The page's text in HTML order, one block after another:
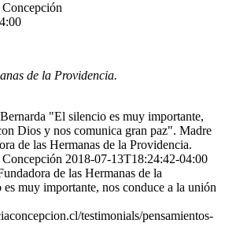
de la Providencia.
"El silencio es muy importante,
Dios y nos comunica gran paz". Madre
de las Hermanas de la Providencia.
2018-07-13T18:24:42-04:00
de las Hermanas de la
muy importante, nos conduce a la unión
testimonials/pensamientos-